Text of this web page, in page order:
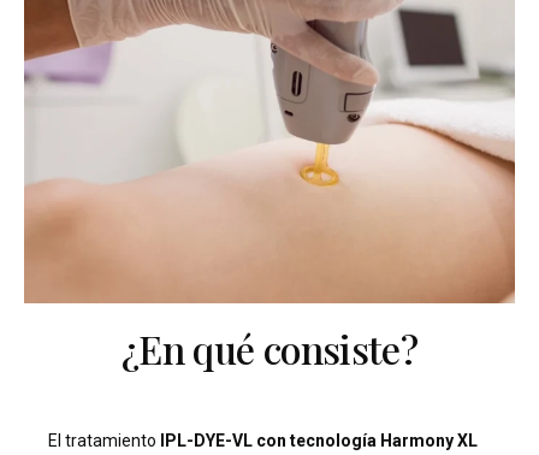
¿En qué consiste?
El tratamiento
IPL-DYE-VL con tecnología Harmony XL